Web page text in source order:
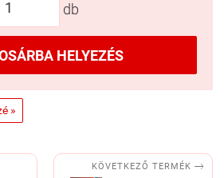
db
HELYEZÉS
»
KÖVETKEZŐ TERMÉK 